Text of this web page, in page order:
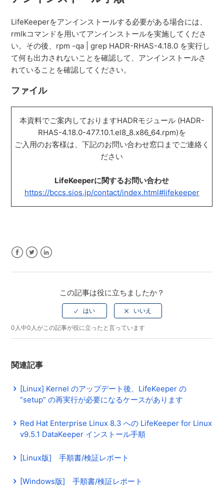
LifeKeeperをアンインストールする必要がある場合には、
rmlkコマンドを用いてアンインストールを実施してくださ
い。その後、rpm -qa | grep HADR-RHAS-4.18.0 を実行し
て何も出力されないことを確認して、アンインストールさ
れていることを確認してください。
ファイル
本資料でご案内しておりますHADRモジュール (HADR-
RHAS-4.18.0-477.10.1.el8_8.x86_64.rpm)を
ご入用のお客様は、下記のお問い合わせ窓口までご連絡く
ださい
LifeKeeperに関するお問い合わせ
https://bccs.sios.jp/contact/index.html#lifekeeper
この記事は役に立ちましたか？
0人中0人がこの記事が役に立ったと言っています
関連記事
[Linux] Kernel のアップデート後、LifeKeeper の
“setup” の再実行が必要になるケースがあります
Red Hat Enterprise Linux 8.3 への LifeKeeper for Linux
v9.5.1 DataKeeper インストール手順
[Linux版] 手順書/検証レポート
[Windows版] 手順書/検証レポート